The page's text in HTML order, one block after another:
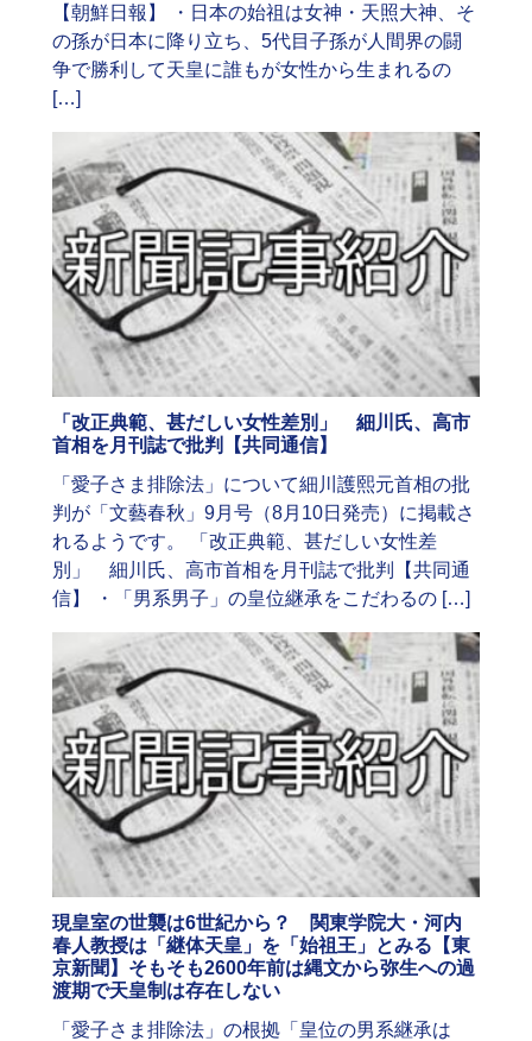
【朝鮮日報】 ・日本の始祖は女神・天照大神、そ
の孫が日本に降り立ち、5代目子孫が人間界の闘
争で勝利して天皇に誰もが女性から生まれるの
[…]
「改正典範、甚だしい女性差別」 細川氏、高市
首相を月刊誌で批判【共同通信】
「愛子さま排除法」について細川護熙元首相の批
判が「文藝春秋」9月号（8月10日発売）に掲載さ
れるようです。 「改正典範、甚だしい女性差
別」 細川氏、高市首相を月刊誌で批判【共同通
信】 ・「男系男子」の皇位継承をこだわるの […]
現皇室の世襲は6世紀から？ 関東学院大・河内
春人教授は「継体天皇」を「始祖王」とみる【東
京新聞】そもそも2600年前は縄文から弥生への過
渡期で天皇制は存在しない
「愛子さま排除法」の根拠「皇位の男系継承は